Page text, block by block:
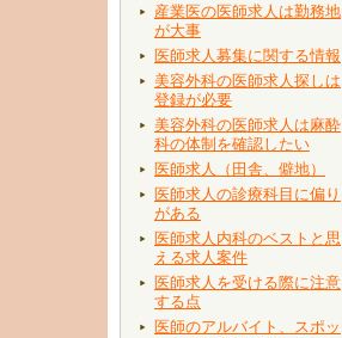
産業医の医師求人は勤務地
が大事
医師求人募集に関する情報
美容外科の医師求人探しは
登録が必要
美容外科の医師求人は麻酔
科の体制を確認したい
医師求人（田舎、僻地）
医師求人の診療科目に偏り
がある
医師求人内科のベストと思
える求人案件
医師求人を受ける際に注意
する点
医師のアルバイト、スポッ